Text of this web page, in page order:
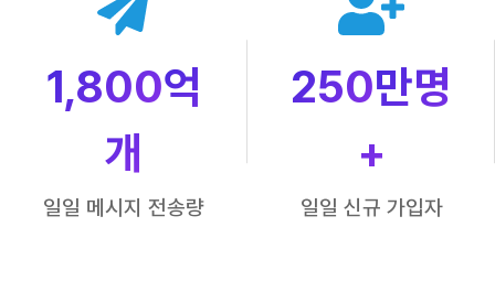
1,800억
개
일일 메시지 전송량
250만명
+
일일 신규 가입자